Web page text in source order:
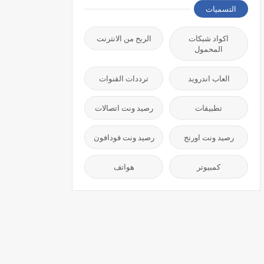
التسميات
اكواد شبكات
المحمول
الربح من الانترنت
العاب اندرويد ترددات القنوات
تطبيقات رصيد ونت اتصالات
رصيد ونت اورنج رصيد ونت فودافون
كمبيوتر هواتف